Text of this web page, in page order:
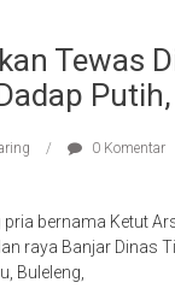
Tewas
0 Komentar
pria bernama Ketut
raya Banjar Dinas
Buleleng,